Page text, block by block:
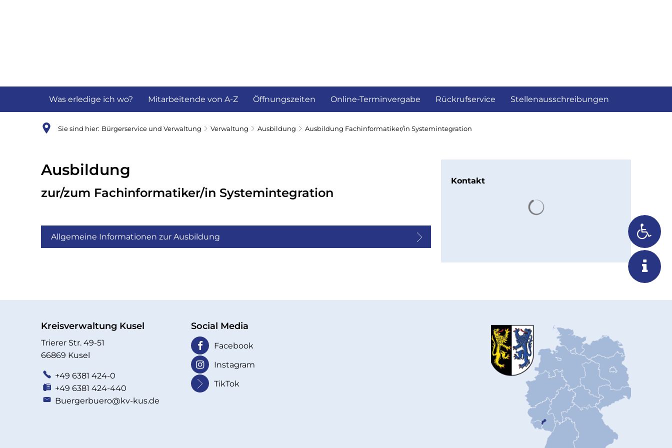
Was erledige ich wo? Mitarbeitende von A-Z Öffnungszeiten Online-Terminvergabe Rückrufservice Stellenausschreibungen
Sie sind hier: Bürgerservice und Verwaltung Verwaltung Ausbildung Ausbildung Fachinformatiker/in Systemintegration
Ausbildung
Fachinformatiker/in
Ausbildung
zur/zum Fachinformatiker/in Systemintegration
Allgemeine Informationen zur Ausbildung
Kontakt
Kreisverwaltung Kusel
Trierer Str. 49-51
66869 Kusel
+49 6381 424-0
+49 6381 424-440
Buergerbuero@kv-kus.de
Social Media
Facebook
Instagram
TikTok